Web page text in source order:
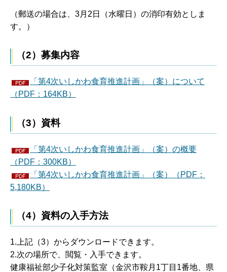
（郵送の場合は、3月2日（水曜日）の消印有効としま
す。）
（2）募集内容
「第4次いしかわ食育推進計画」（案）について
（PDF：164KB）
（3）資料
「第4次いしかわ食育推進計画」（案）の概要
（PDF：300KB）
「第4次いしかわ食育推進計画」（案）（PDF：
5,180KB）
（4）資料の入手方法
1.上記（3）からダウンロードできます。
2.次の場所で、閲覧・入手できます。
健康福祉部少子化対策監室（金沢市鞍月1丁目1番地、県